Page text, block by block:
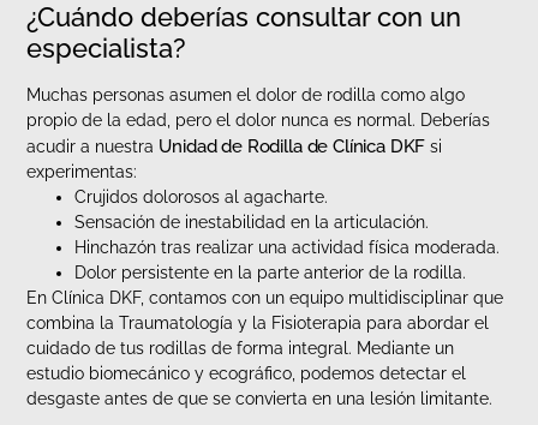
¿Cuándo deberías consultar con un
especialista?
Muchas personas asumen el dolor de rodilla como algo
propio de la edad, pero el dolor nunca es normal. Deberías
acudir a nuestra Unidad de Rodilla de Clínica DKF si
experimentas:
Crujidos dolorosos al agacharte.
Sensación de inestabilidad en la articulación.
Hinchazón tras realizar una actividad física moderada.
Dolor persistente en la parte anterior de la rodilla.
En Clínica DKF, contamos con un equipo multidisciplinar que
combina la Traumatología y la Fisioterapia para abordar el
cuidado de tus rodillas de forma integral. Mediante un
estudio biomecánico y ecográfico, podemos detectar el
desgaste antes de que se convierta en una lesión limitante.